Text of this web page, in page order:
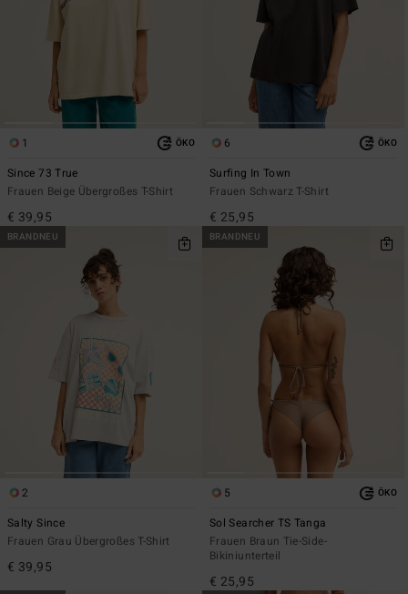
1 ÖKO
Since 73 True
Frauen Beige Übergroßes T-Shirt
€ 39,95
6 ÖKO
Surfing In Town
Frauen Schwarz T-Shirt
€ 25,95
BRANDNEU
2
Salty Since
Frauen Grau Übergroßes T-Shirt
€ 39,95
BRANDNEU
5 ÖKO
Sol Searcher TS Tanga
Frauen Braun Tie-Side-
Bikiniunterteil
€ 25,95